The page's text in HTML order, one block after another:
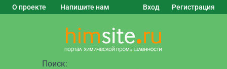
О проекте Напишите нам Вход Регистрация
Поиск: